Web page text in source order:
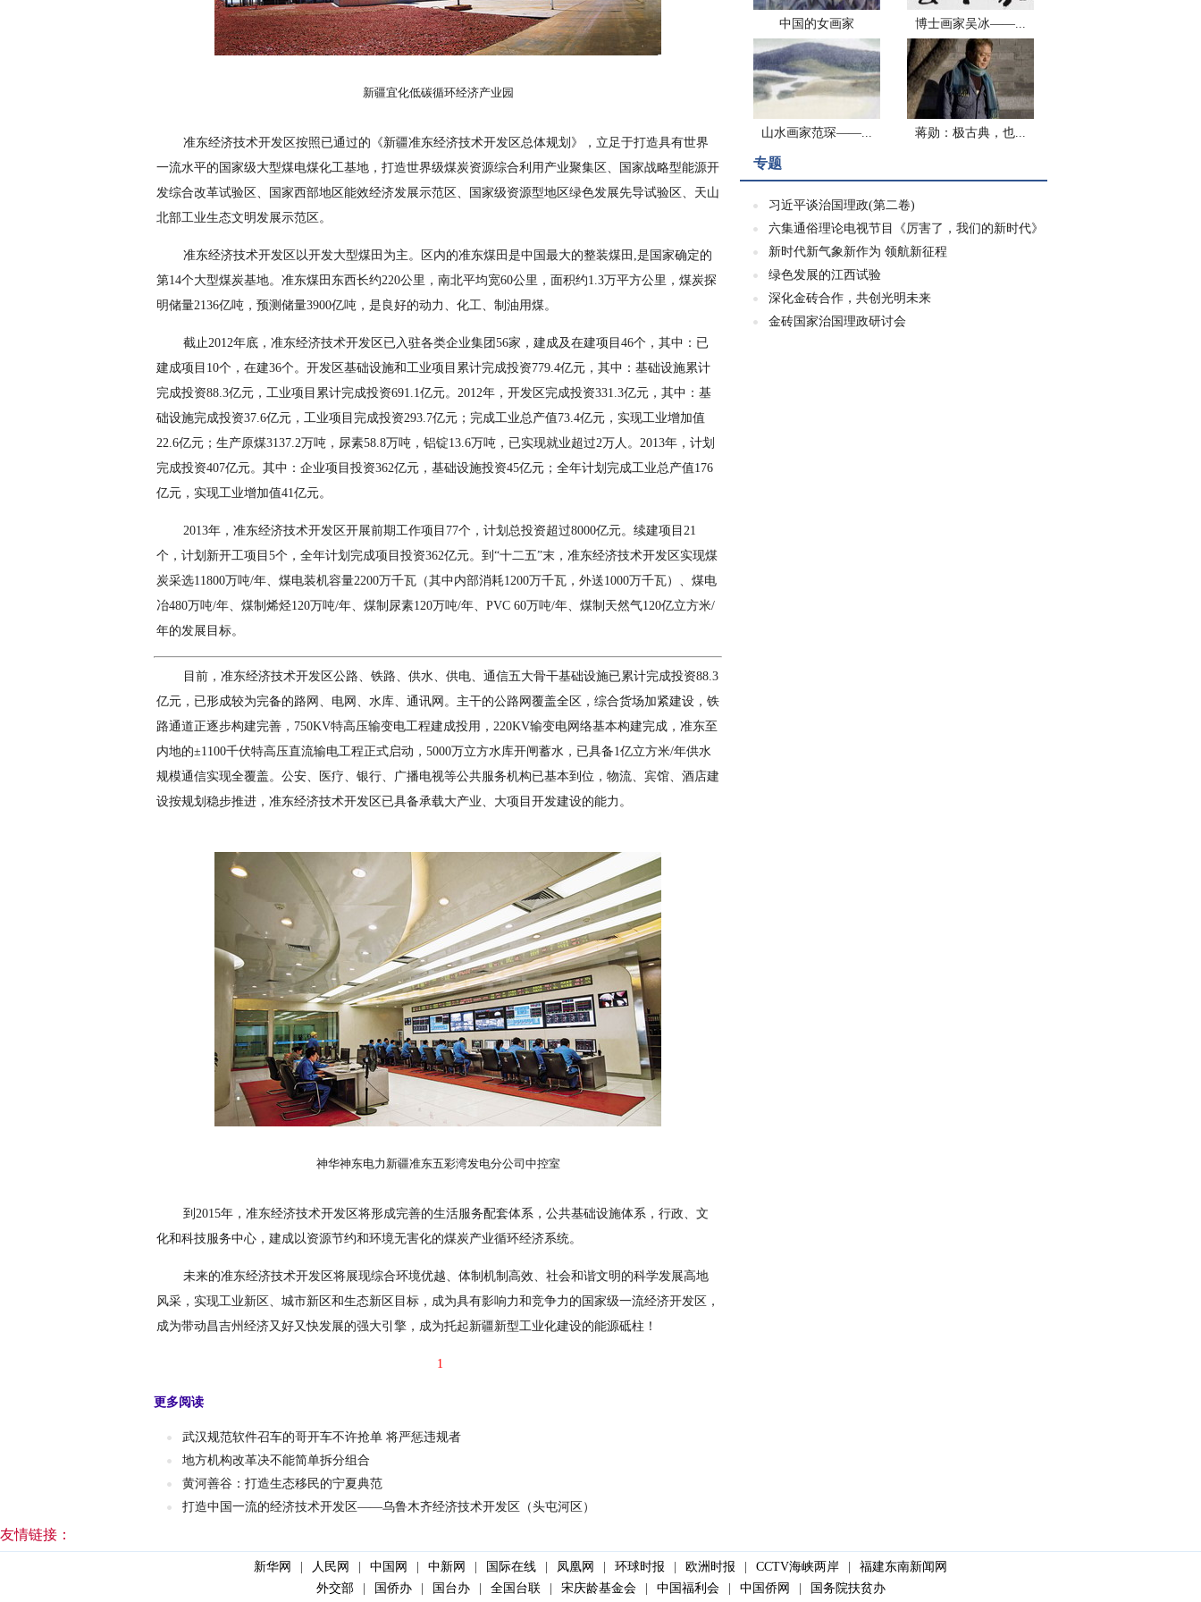
中国的女画家 博士画家吴冰——...
山水画家范琛——... 蒋勋：极古典，也...
专题
习近平谈治国理政(第二卷)
六集通俗理论电视节目《厉害了，我们的新时代》
新时代新气象新作为 领航新征程
绿色发展的江西试验
深化金砖合作，共创光明未来
金砖国家治国理政研讨会
新疆宜化低碳循环经济产业园
准东经济技术开发区按照已通过的《新疆准东经济技术开发区总体规划》，立足于打造具有世界
一流水平的国家级大型煤电煤化工基地，打造世界级煤炭资源综合利用产业聚集区、国家战略型能源开
发综合改革试验区、国家西部地区能效经济发展示范区、国家级资源型地区绿色发展先导试验区、天山
北部工业生态文明发展示范区。
准东经济技术开发区以开发大型煤田为主。区内的准东煤田是中国最大的整装煤田,是国家确定的
第14个大型煤炭基地。准东煤田东西长约220公里，南北平均宽60公里，面积约1.3万平方公里，煤炭探
明储量2136亿吨，预测储量3900亿吨，是良好的动力、化工、制油用煤。
截止2012年底，准东经济技术开发区已入驻各类企业集团56家，建成及在建项目46个，其中：已
建成项目10个，在建36个。开发区基础设施和工业项目累计完成投资779.4亿元，其中：基础设施累计
完成投资88.3亿元，工业项目累计完成投资691.1亿元。2012年，开发区完成投资331.3亿元，其中：基
础设施完成投资37.6亿元，工业项目完成投资293.7亿元；完成工业总产值73.4亿元，实现工业增加值
22.6亿元；生产原煤3137.2万吨，尿素58.8万吨，铝锭13.6万吨，已实现就业超过2万人。2013年，计划
完成投资407亿元。其中：企业项目投资362亿元，基础设施投资45亿元；全年计划完成工业总产值176
亿元，实现工业增加值41亿元。
2013年，准东经济技术开发区开展前期工作项目77个，计划总投资超过8000亿元。续建项目21
个，计划新开工项目5个，全年计划完成项目投资362亿元。到“十二五”末，准东经济技术开发区实现煤
炭采选11800万吨/年、煤电装机容量2200万千瓦（其中内部消耗1200万千瓦，外送1000万千瓦）、煤电
冶480万吨/年、煤制烯烃120万吨/年、煤制尿素120万吨/年、PVC 60万吨/年、煤制天然气120亿立方米/
年的发展目标。
目前，准东经济技术开发区公路、铁路、供水、供电、通信五大骨干基础设施已累计完成投资88.3
亿元，已形成较为完备的路网、电网、水库、通讯网。主干的公路网覆盖全区，综合货场加紧建设，铁
路通道正逐步构建完善，750KV特高压输变电工程建成投用，220KV输变电网络基本构建完成，准东至
内地的±1100千伏特高压直流输电工程正式启动，5000万立方水库开闸蓄水，已具备1亿立方米/年供水
规模通信实现全覆盖。公安、医疗、银行、广播电视等公共服务机构已基本到位，物流、宾馆、酒店建
设按规划稳步推进，准东经济技术开发区已具备承载大产业、大项目开发建设的能力。
神华神东电力新疆准东五彩湾发电分公司中控室
到2015年，准东经济技术开发区将形成完善的生活服务配套体系，公共基础设施体系，行政、文
化和科技服务中心，建成以资源节约和环境无害化的煤炭产业循环经济系统。
未来的准东经济技术开发区将展现综合环境优越、体制机制高效、社会和谐文明的科学发展高地
风采，实现工业新区、城市新区和生态新区目标，成为具有影响力和竞争力的国家级一流经济开发区，
成为带动昌吉州经济又好又快发展的强大引擎，成为托起新疆新型工业化建设的能源砥柱！
1
更多阅读
武汉规范软件召车的哥开车不许抢单 将严惩违规者
地方机构改革决不能简单拆分组合
黄河善谷：打造生态移民的宁夏典范
打造中国一流的经济技术开发区——乌鲁木齐经济技术开发区（头屯河区）
友情链接：
新华网 人民网 中国网 中新网 国际在线 凤凰网 环球时报 欧洲时报 CCTV海峡两岸
福建东南新闻网
外交部
国侨办 国台办 全国台联 宋庆龄基金会 中国福利会 中国侨网 国务院扶贫办